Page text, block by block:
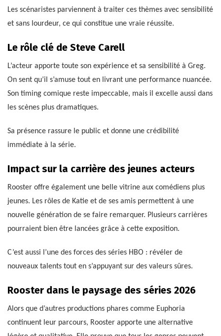
Les scénaristes parviennent à traiter ces thèmes avec sensibilité
et sans lourdeur, ce qui constitue une vraie réussite.
Le rôle clé de Steve Carell
L’acteur apporte toute son expérience et sa sensibilité à Greg.
On sent qu’il s’amuse tout en livrant une performance nuancée.
Son timing comique reste impeccable, mais il excelle aussi dans
les scènes plus dramatiques.
Sa présence rassure le public et donne une crédibilité
immédiate à la série.
Impact sur la carrière des jeunes acteurs
Rooster offre également une belle vitrine aux comédiens plus
jeunes. Les rôles de Katie et de ses amis permettent à une
nouvelle génération de se faire remarquer. Plusieurs carrières
pourraient bien être lancées grâce à cette exposition.
C’est aussi l’une des forces des séries HBO : révéler de
nouveaux talents tout en s’appuyant sur des valeurs sûres.
Rooster dans le paysage des séries 2026
Alors que d’autres productions phares comme Euphoria
continuent leur parcours, Rooster apporte une alternative